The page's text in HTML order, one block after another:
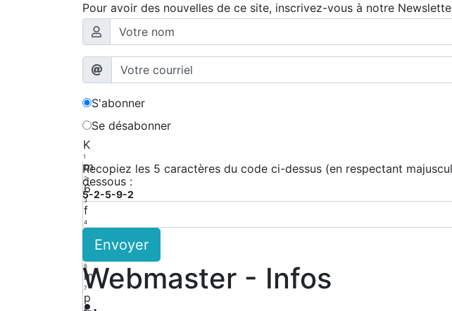
Pour avoir des nouvelles de ce site, inscrivez-vous à notre
S'abonner
Se désabonner
K
1
m
2
6
3
f
4
D
6
m
7
p
Recopiez les 5 caractères du code ci-dessus (en respectant
dessous :
5-2-5-9-2
Envoyer
Webmaster - Infos